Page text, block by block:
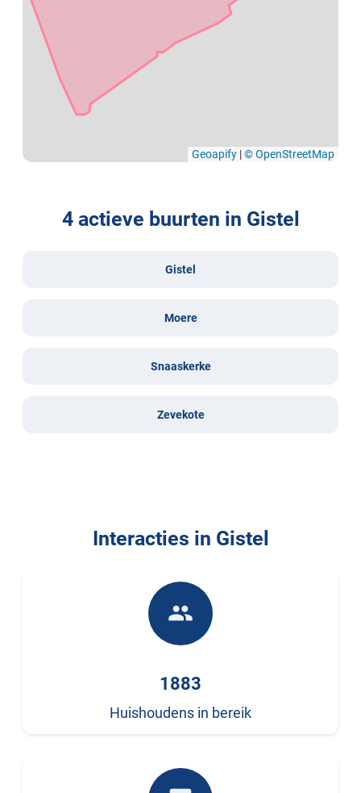
Geoapify |© OpenStreetMap
4 actieve buurten in Gistel
Gistel
Moere
Snaaskerke
Zevekote
Interacties in Gistel
people
1883
Huishoudens in bereik